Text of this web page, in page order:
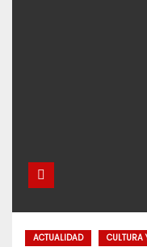
ACTUALIDAD CULTURA